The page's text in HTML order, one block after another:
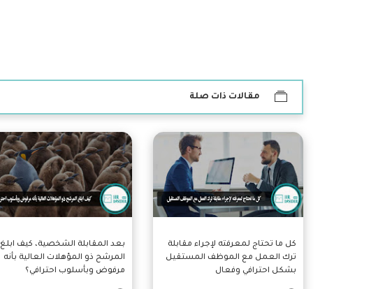
مقالات ذات صلة
كل ما تحتاج لمعرفته لإجراء مقابلة
ترك العمل مع الموظف المستقيل
بشكل احترافي وفعال
بعد المقابلة الشخصية، كيف ابلغ
المرشح ذو المؤهلات العالية بأنه
مرفوض وبأسلوب احترافي؟